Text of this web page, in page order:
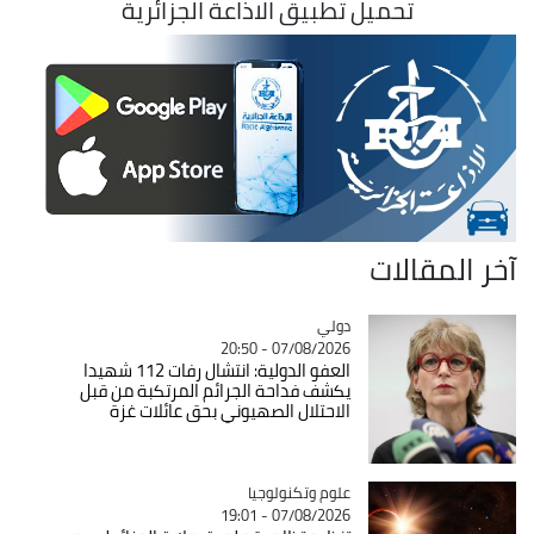
تحميل تطبيق الاذاعة الجزائرية
آخر المقالات
Catégorie
دولي
07/08/2026 - 20:50
العفو الدولية: انتشال رفات 112 شهيدا
يكشف فداحة الجرائم المرتكبة من قبل
الاحتلال الصهيوني بحق عائلات غزة
Catégorie
علوم وتكنولوجيا
07/08/2026 - 19:01